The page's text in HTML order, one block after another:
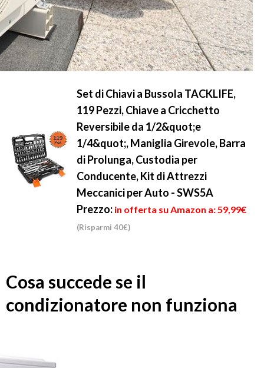
Set di Chiavi a Bussola TACKLIFE,
119 Pezzi, Chiave a Cricchetto
Reversibile da 1/2&quot;e
1/4&quot;, Maniglia Girevole, Barra
di Prolunga, Custodia per
Conducente, Kit di Attrezzi
Meccanici per Auto - SWS5A
Prezzo: in offerta su Amazon a: 59,99€
(Risparmi 40€)
Cosa succede se il
condizionatore non funziona